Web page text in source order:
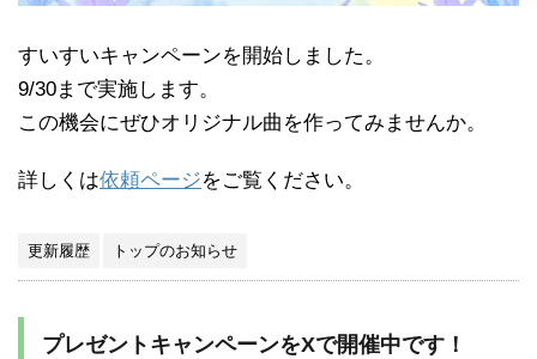
すいすいキャンペーンを開始しました。
9/30まで実施します。
この機会にぜひオリジナル曲を作ってみませんか。
詳しくは依頼ページをご覧ください。
更新履歴 トップのお知らせ
プレゼントキャンペーンをXで開催中です！